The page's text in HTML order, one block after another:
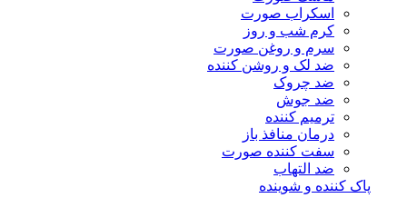
اسکراب صورت
کرم شب و روز
سرم و روغن صورت
ضد لک و روشن کننده
ضد چروک
ضد جوش
ترمیم کننده
درمان منافذ باز
سفت کننده صورت
ضد التهاب
پاک کننده و شوینده